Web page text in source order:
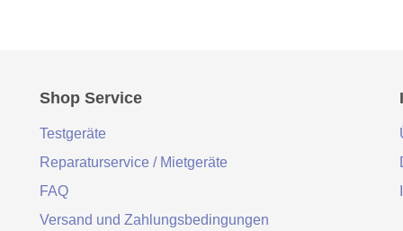
Shop Service
Testgeräte
Reparaturservice / Mietgeräte
FAQ
Versand und Zahlungsbedingungen